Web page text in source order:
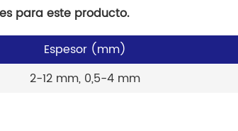
para este producto.
Espesor (mm)
2-12 mm, 0,5-4 mm